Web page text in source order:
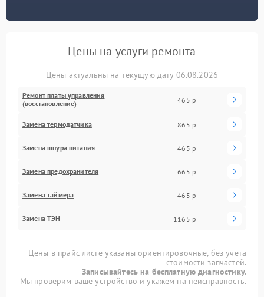
Цены на услуги ремонта
Цены актуальны на текущую дату 06.08.2026
Ремонт платы управления
(восстановление)
465 р
Замена термодатчика 865 р
Замена шнура питания 465 р
Замена предохранителя 665 р
Замена таймера 465 р
Замена ТЭН 1165 р
Цены в прайс-листе указаны ориентировочные, без учета
стоимости запчастей.
Записывайтесь на бесплатную диагностику.
Мы проверим ваше устройство и укажем на неисправность.